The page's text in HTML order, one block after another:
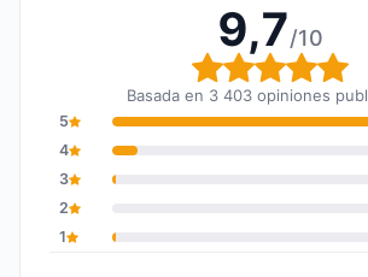
9,7/10
Basada en 3 403 opiniones
5
4
3
2
1